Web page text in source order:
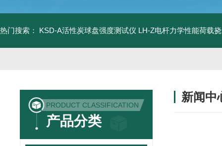
热门搜索： KSD-A活性炭球盘强度测试仪 LH-Z电杆力学性能荷载
PRODUCT CLASSIFICATION
产品分类
新闻中